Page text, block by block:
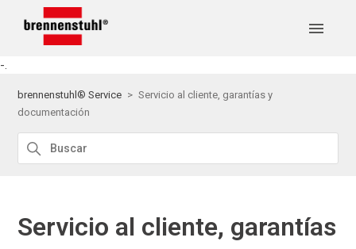
-.
brennenstuhl® Service
Servicio al cliente, garantías y
documentación
Servicio al cliente, garantías